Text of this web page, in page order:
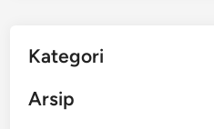
Kategori
Arsip